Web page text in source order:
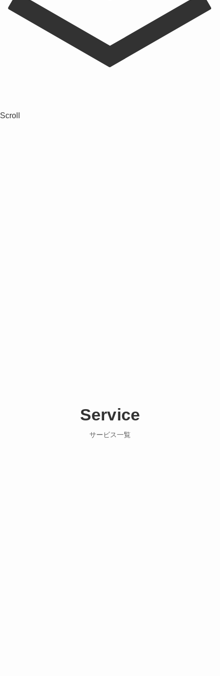
Scroll
Service
サービス一覧